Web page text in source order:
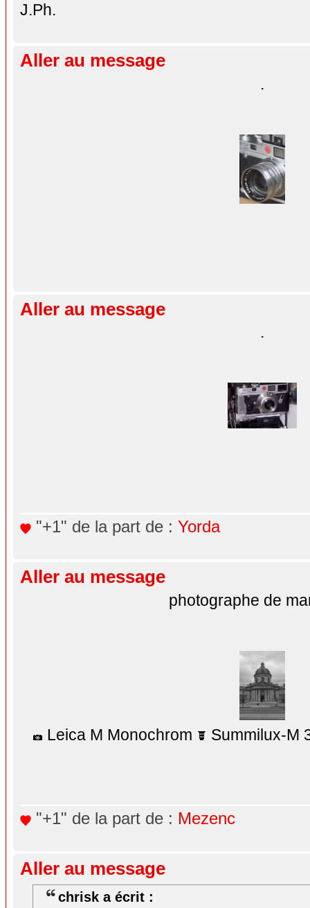
J.Ph.
Aller au message
.
Aller au message
.
"+1" de la part de : Yorda
Aller au message
photographe de
Leica M Monochrom Summilux-M
"+1" de la part de : Mezenc
Aller au message
chrisk a écrit :